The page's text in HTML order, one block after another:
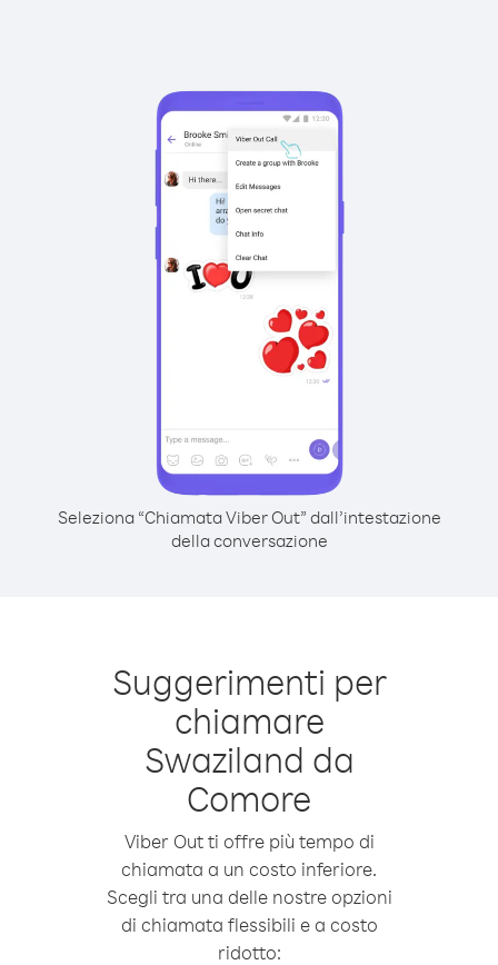
Seleziona “Chiamata Viber Out” dall’intestazione
della conversazione
Suggerimenti per
chiamare
Swaziland da
Comore
Viber Out ti offre più tempo di
chiamata a un costo inferiore.
Scegli tra una delle nostre opzioni
di chiamata flessibili e a costo
ridotto: